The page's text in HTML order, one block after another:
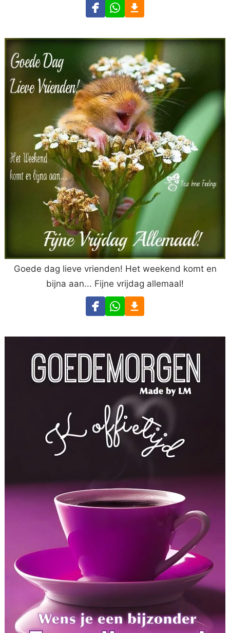
Goede dag lieve vrienden! Het weekend komt en
bijna aan... Fijne vrijdag allemaal!